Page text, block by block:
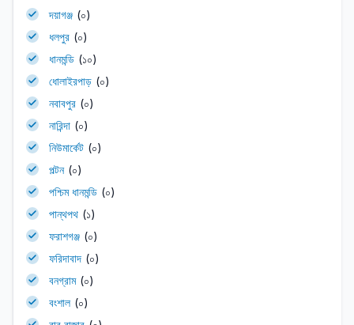
দয়াগঞ্জ (০)
ধলপুর (০)
ধানমন্ডি (১০)
ধোলাইরপাড় (০)
নবাবপুর (০)
নারিন্দা (০)
নিউমার্কেট (০)
পল্টন (০)
পশ্চিম ধানমন্ডি (০)
পান্থপথ (১)
ফরাশগঞ্জ (০)
ফরিদাবাদ (০)
বনগ্রাম (০)
বংশাল (০)